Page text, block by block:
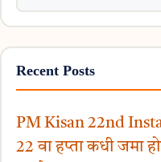
Recent Posts
PM Kisan 22nd
22 वा हप्ता कधी जमा